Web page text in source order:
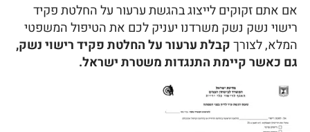
אם אתם זקוקים לייצוג בהגשת ערעור על החלטת פקיד
רישוי נשק נשק משרדנו יעניק לכם את הטיפול המשפטי
המלא, לצורךקבלת ערעור על החלטת פקיד רישוי נשק,
גם כאשר קיימת התנגדות משטרת ישראל.